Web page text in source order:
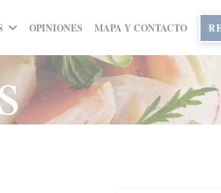
OPINIONES MAPA Y CONTACTO